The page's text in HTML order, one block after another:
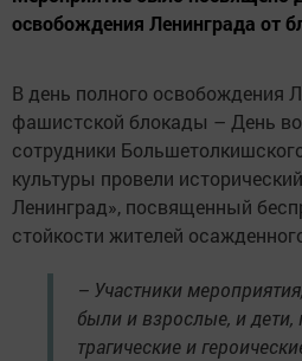
освобождения Ленинграда от
В день полного освобождения
фашистской блокады – День
сотрудники
культуры провели
Ленинград», посвященный
стойкости жителей
– Участники
были и взрослые, и дети,
трагические и